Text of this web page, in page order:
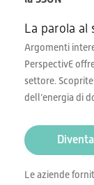
La parola al
Argomenti
PerspectivE
settore.
dell’energia di
Le aziende